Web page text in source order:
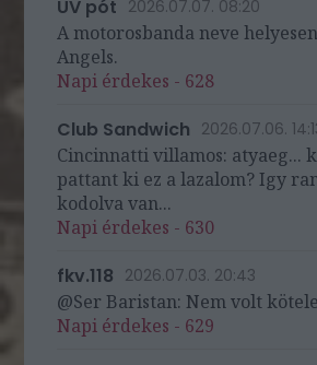
UV pót 2026.07.07. 08:20
A motorosbanda neve
Angels.
Napi érdekes - 628
Club Sandwich 2026.07.06.
Cincinnatti villamos: atyaeg...
pattant ki ez a lazalom? Igy
kodolva van...
Napi érdekes - 630
fkv.118 2026.07.03. 20:43
@Ser Baristan: Nem volt
Napi érdekes - 629